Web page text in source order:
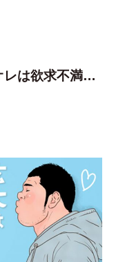
レは欲求不満…